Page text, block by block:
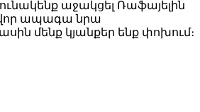
աջակցել Ռաֆայելին
ապագա նրա
մենք կյանքեր ենք փոխում։